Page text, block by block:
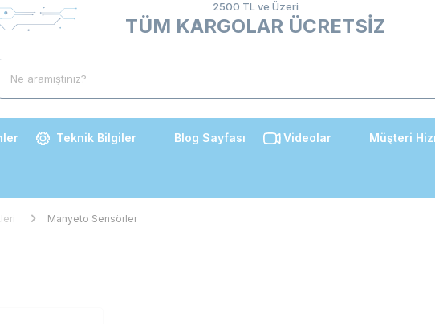
2500 TL ve Üzeri
TÜM KARGOLAR ÜCRETSİZ
Teknik Bilgiler Blog Sayfası Videolar Müşteri
Manyeto Sensörler